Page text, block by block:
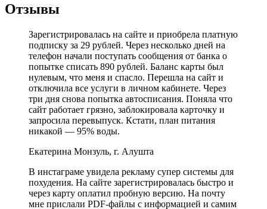
Отзывы
Зарегистрировалась на сайте и приобрела платную
подписку за 29 рублей. Через несколько дней на
телефон начали поступать сообщения от банка о
попытке списать 890 рублей. Баланс карты был
нулевым, что меня и спасло. Перешла на сайт и
отключила все услуги в личном кабинете. Через
три дня снова попытка автосписания. Поняла что
сайт работает грязно, заблокировала карточку и
запросила перевыпуск. Кстати, план питания
никакой — 95% воды.
Екатерина Монзуль, г. Алушта
В инстаграме увидела рекламу супер системы для
похудения. На сайте зарегистрировалась быстро и
через карту оплатил пробную версию. На почту
мне прислали PDF-файлы с информацией и самим